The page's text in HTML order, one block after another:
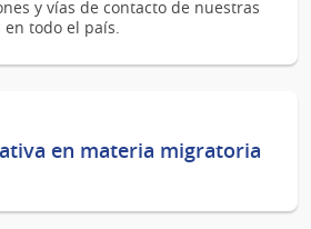
y vías de contacto de nuestras
todo el país.
en materia migratoria